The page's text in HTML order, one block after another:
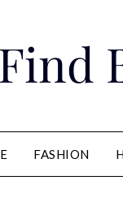
Find
FASHION